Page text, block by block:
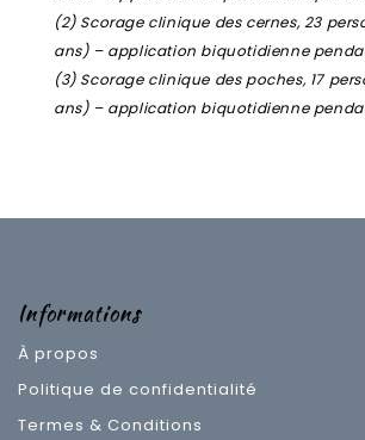
(2) Scorage clinique des cernes, 23
ans) – application biquotidienne
(3) Scorage clinique des poches, 17
ans) – application biquotidienne
Informations
À propos
Politique de confidentialité
Termes & Conditions